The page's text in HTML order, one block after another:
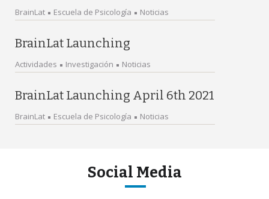
BrainLat Escuela de Psicología Noticias
BrainLat Launching
Actividades Investigación Noticias
BrainLat Launching April 6th 2021
BrainLat Escuela de Psicología Noticias
Social Media